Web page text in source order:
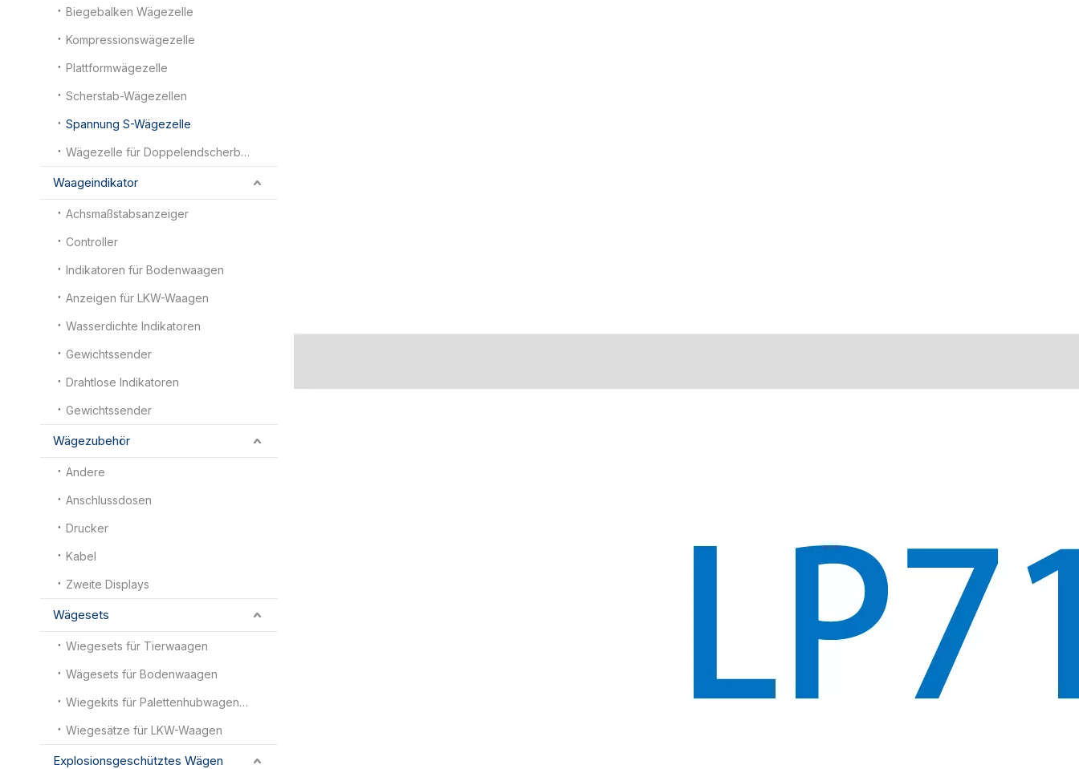
Biegebalken Wägezelle
Kompressionswägezelle
Plattformwägezelle
Scherstab-Wägezellen
Spannung S-Wägezelle
Wägezelle für Doppelendscherbalken
Waageindikator
Achsmaßstabsanzeiger
Controller
Indikatoren für Bodenwaagen
Anzeigen für LKW-Waagen
Wasserdichte Indikatoren
Gewichtssender
Drahtlose Indikatoren
Gewichtssender
Wägezubehör
Andere
Anschlussdosen
Drucker
Kabel
Zweite Displays
Wägesets
Wiegesets für Tierwaagen
Wägesets für Bodenwaagen
Wiegekits für Palettenhubwagenwaagen
Wiegesätze für LKW-Waagen
Explosionsgeschütztes Wägen